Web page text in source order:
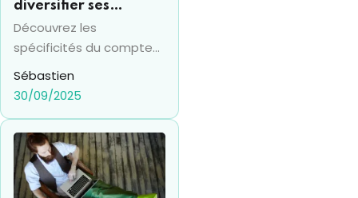
diversifier ses
investissements
financiers
Découvrez les
spécificités du compte
titres en 2025 et sa
différence avec le PEA,
Sébastien
30/09/2025